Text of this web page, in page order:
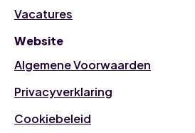
Vacatures
Website
Algemene Voorwaarden
Privacyverklaring
Cookiebeleid